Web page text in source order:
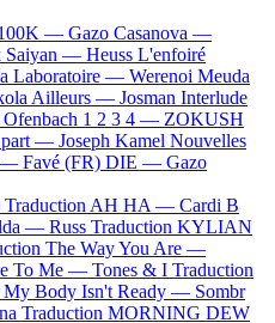
— Gazo Casanova —
Saiyan — Heuss L'enfoiré
Laboratoire — Werenoi Meuda
Ailleurs — Josman Interlude
Ofenbach 1 2 3 4 — ZOKUSH
part — Joseph Kamel Nouvelles
— Favé (FR) DIE — Gazo
Traduction AH HA — Cardi B
— Russ Traduction KYLIAN
The Way You Are —
To Me — Tones & I Traduction
My Body Isn't Ready — Sombr
Traduction MORNING DEW